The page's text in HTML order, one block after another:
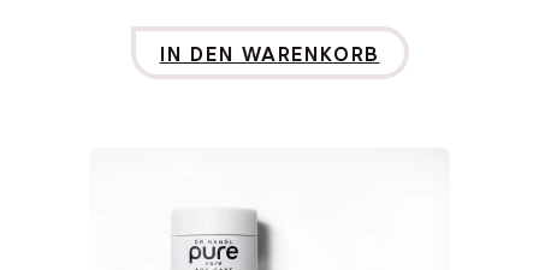
IN DEN WARENKORB